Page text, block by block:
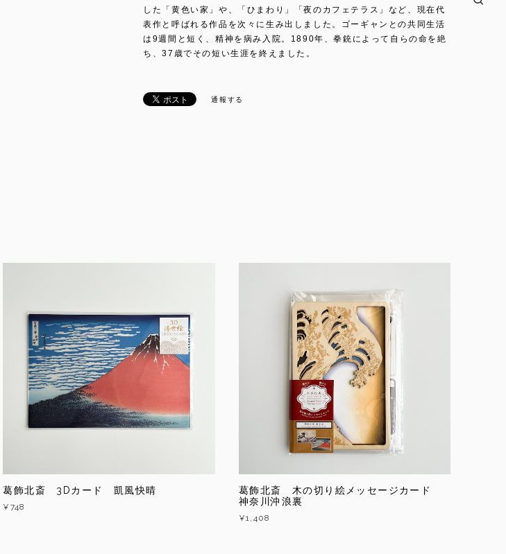
した「黄色い家」や、「ひまわり」「夜のカフェテラス」など、現在代
表作と呼ばれる作品を次々に生み出しました。ゴーギャンとの共同生活
は9週間と短く、精神を病み入院。1890年、拳銃によって自らの命を絶
ち、37歳でその短い生涯を終えました。
通報する
葛飾北斎 3Dカード 凱風快晴
¥748
葛飾北斎 木の切り絵メッセージカード
神奈川沖浪裏
¥1,408